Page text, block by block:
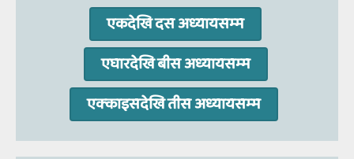
एकदेखि दस अध्‍यायसम्‍म
एघारदेखि बीस अध्‍यायसम्‍म
एक्‍काइसदेखि तीस अध्‍यायसम्‍म